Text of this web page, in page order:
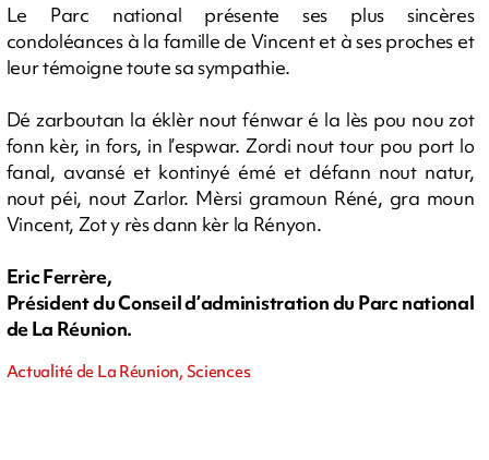
Le Parc national présente ses plus sincères
condoléances à la famille de Vincent et à ses proches et
leur témoigne toute sa sympathie.
Dé zarboutan la éklèr nout fénwar é la lès pou nou zot
fonn kèr, in fors, in l’espwar. Zordi nout tour pou port lo
fanal, avansé et kontinyé émé et défann nout natur,
nout péi, nout Zarlor. Mèrsi gramoun Réné, gra moun
Vincent, Zot y rès dann kèr la Rényon.
Eric Ferrère,
Président du Conseil d’administration du Parc national
de La Réunion.
Actualité de La Réunion, Sciences